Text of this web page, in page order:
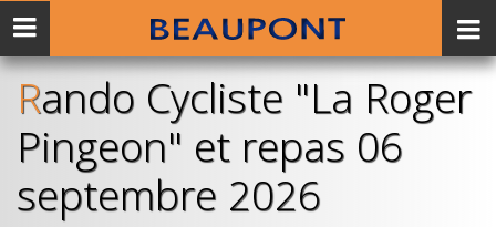
Rando Cycliste "La Roger
Pingeon" et repas 06
septembre 2026
Menu
mobile